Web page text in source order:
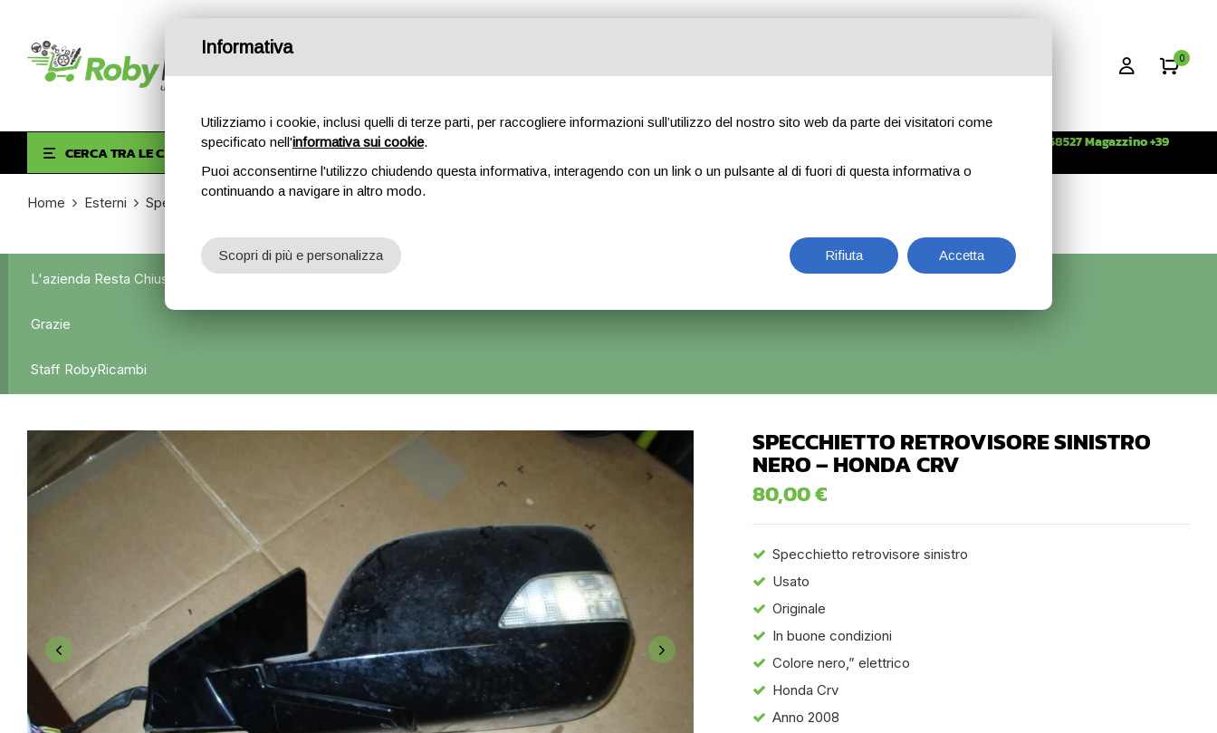
0
CERCA TRA LE CATEGORIE HOME
Info +39 3396268527 Magazzino +39
Home Esterni Specchietti retrovisori Specchietto retrovisore sinistro nero – Honda Crv
L'azienda Resta Chiusa Dal 5.08 Al 31.08 Qualsiasi Ordine Verrà Accettato Ma La Spedizione Ripartirà Dal 1 Settembre.
Grazie
Staff RobyRicambi
SPECCHIETTO RETROVISORE SINISTRO
NERO – HONDA CRV
80,00€
Specchietto retrovisore sinistro
Usato
Originale
In buone condizioni
Colore nero,” elettrico
Honda Crv
Anno 2008
Informativa
Utilizziamo i cookie, inclusi quelli di terze parti, per raccogliere informazioni sull’utilizzo del nostro sito web da parte dei visitatori come
specificato nell'informativa sui cookie.
Puoi acconsentirne l'utilizzo chiudendo questa informativa, interagendo con un link o un pulsante al di fuori di questa informativa o
continuando a navigare in altro modo.
Rifiuta Accetta
Scopri di più e personalizza